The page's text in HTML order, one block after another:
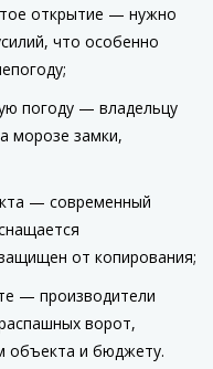
открытие — нужно
что особенно
погоду — владельцу
морозе замки,
— современный
от копирования;
— производители
ворот,
объекта и бюджету.